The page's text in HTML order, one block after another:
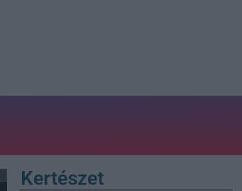
Kertészet